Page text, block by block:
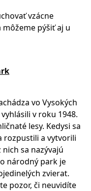
vzácne
pýšiť aj u
vo Vysokých
v roku 1948.
lesy. Kedysi sa
rozpustili a vytvorili
sa nazývajú
národný park je
zvierat.
pozor, či neuvidíte